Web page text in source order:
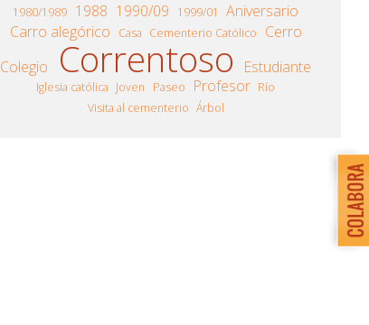
1980/1989 1988 1990/09 1999/01
Aniversario
Carro alegórico
Casa Cementerio Católico
Cerro
Colegio
Correntoso Estudiante
Iglesia católica Joven Paseo Profesor Río
Visita al cementerio Árbol